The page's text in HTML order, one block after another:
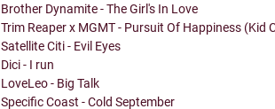
Brother Dynamite - The Girl's In Love
Trim Reaper x MGMT - Pursuit Of Happiness (Kid
Satellite Citi - Evil Eyes
Dici - I run
LoveLeo - Big Talk
Specific Coast - Cold September